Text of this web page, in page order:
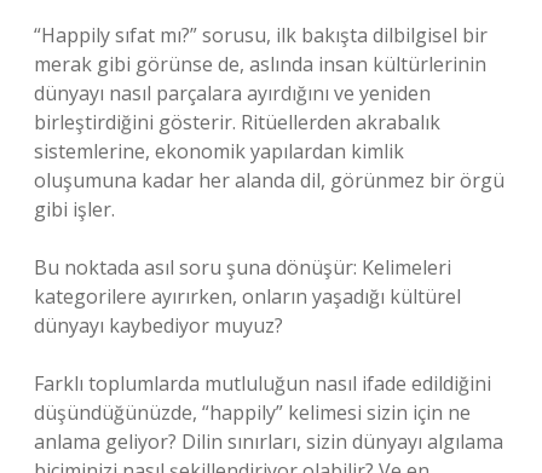
“Happily sıfat mı?” sorusu, ilk bakışta dilbilgisel bir
merak gibi görünse de, aslında insan kültürlerinin
dünyayı nasıl parçalara ayırdığını ve yeniden
birleştirdiğini gösterir. Ritüellerden akrabalık
sistemlerine, ekonomik yapılardan kimlik
oluşumuna kadar her alanda dil, görünmez bir örgü
gibi işler.
Bu noktada asıl soru şuna dönüşür: Kelimeleri
kategorilere ayırırken, onların yaşadığı kültürel
dünyayı kaybediyor muyuz?
Farklı toplumlarda mutluluğun nasıl ifade edildiğini
düşündüğünüzde, “happily” kelimesi sizin için ne
anlama geliyor? Dilin sınırları, sizin dünyayı algılama